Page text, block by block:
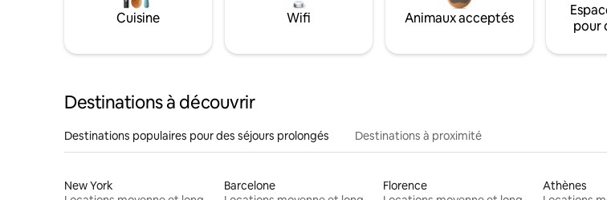
Cuisine Wifi Animaux acceptés
pour
Destinations à découvrir
Destinations populaires pour des séjours prolongés Destinations à proximité
New York
Barcelone
Florence
Athènes